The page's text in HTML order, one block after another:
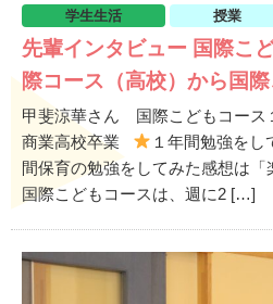
学生生活 授業
先輩インタビュー 国際こ
際コース（高校）から国際
甲斐涼華さん 国際こどもコース
商業高校卒業
１年間勉強を
間保育の勉強をしてみた感想は「
国際こどもコースは、週に2 […]